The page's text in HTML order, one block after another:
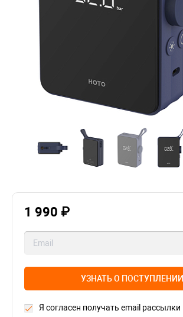
1 990 ₽
УЗНАТЬ О ПОСТУПЛЕНИИ
Я согласен получать email рассылки